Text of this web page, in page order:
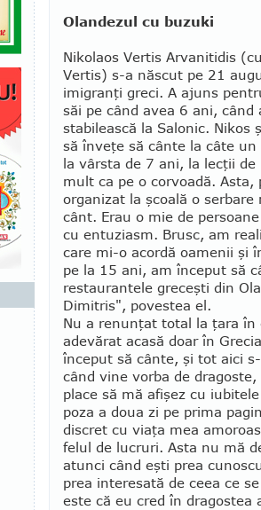
Olandezul cu buzuki
Nikolaos Vertis Ar­va­nitidis
Vertis) s-a născut pe 21
imi­granţi greci. A ajuns
săi pe când avea 6 ani,
stabilească la Sa­lo­nic.
să înveţe să cânte la câte
la vârsta de 7 ani, la lecţii
mult ca pe o corvoadă.
organizat la şcoală o
cânt. Erau o mie de
cu entuziasm. Brusc, am
care mi-o acordă oame­nii şi
pe la 15 ani, am început să
restaurantele greceşti din
Dimitris", povestea el.
Nu a renunţat total la ţara în
adevărat acasă doar în
început să cânte, şi tot aici
când vine vorba de
place să mă afişez cu
poza a doua zi pe prima
discret cu viaţa mea
felul de lucruri. Asta nu mă
atunci când eşti prea
prea interesată de ceea ce
este că eu cred în dragos­tea